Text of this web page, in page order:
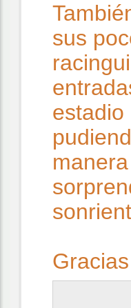
sus
estadio